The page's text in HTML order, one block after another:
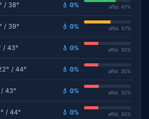
/ 38° 💧 0% affid. 67%
/ 39° 💧 0% affid. 57%
/ 43° 💧 0% affid. 30%
/ 44° 💧 0% affid. 30%
43° 💧 0% affid. 32%
/ 44° 💧 0% affid. 30%